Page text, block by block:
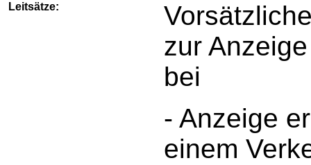
Leitsätze:
zur
bei
- Anzeige
einem